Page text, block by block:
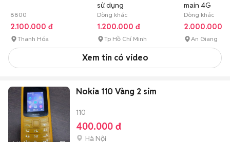
8800
2.100.000 đ
Thanh Hóa
sử dụng
Dòng khác
1.200.000 đ
Tp Hồ Chí Minh
main 4G
Dòng khác
2.000.000 đ
An Giang
Xem tin có video
Nokia 110 Vàng 2 sim
110
400.000 đ
Hà Nội